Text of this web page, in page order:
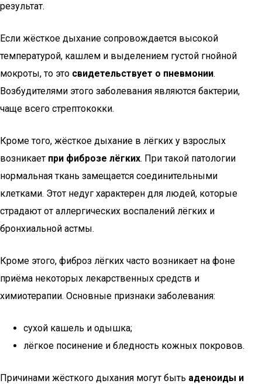
результат.
Если жёсткое дыхание сопровождается высокой
температурой, кашлем и выделением густой гнойной
мокроты, то это свидетельствует о пневмонии.
Возбудителями этого заболевания являются бактерии,
чаще всего стрептококки.
Кроме того, жёсткое дыхание в лёгких у взрослых
возникает при фиброзе лёгких. При такой патологии
нормальная ткань замещается соединительными
клетками. Этот недуг характерен для людей, которые
страдают от аллергических воспалений лёгких и
бронхиальной астмы.
Кроме этого, фиброз лёгких часто возникает на фоне
приёма некоторых лекарственных средств и
химиотерапии. Основные признаки заболевания:
сухой кашель и одышка;
лёгкое посинение и бледность кожных покровов.
Причинами жёсткого дыхания могут быть аденоиды и